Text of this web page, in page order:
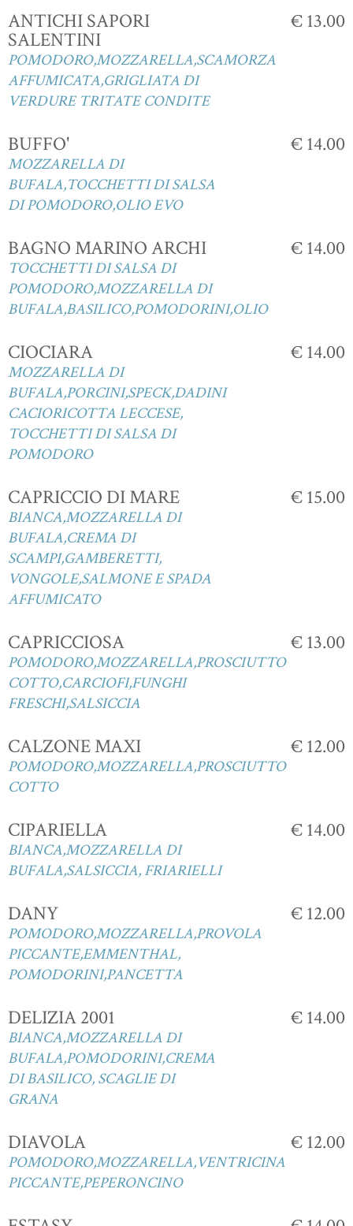
ANTICHI SAPORI
SALENTINI
POMODORO,MOZZARELLA,SCAMORZA
AFFUMICATA,GRIGLIATA DI
VERDURE TRITATE CONDITE
€ 13.00
BUFFO'
MOZZARELLA DI
BUFALA,TOCCHETTI DI SALSA
DI POMODORO,OLIO EVO
€ 14.00
BAGNO MARINO ARCHI
TOCCHETTI DI SALSA DI
POMODORO,MOZZARELLA DI
BUFALA,BASILICO,POMODORINI,OLIO
€ 14.00
CIOCIARA
MOZZARELLA DI
BUFALA,PORCINI,SPECK,DADINI
CACIORICOTTA LECCESE,
TOCCHETTI DI SALSA DI
POMODORO
€ 14.00
CAPRICCIO DI MARE
BIANCA,MOZZARELLA DI
BUFALA,CREMA DI
SCAMPI,GAMBERETTI,
VONGOLE,SALMONE E SPADA
AFFUMICATO
€ 15.00
CAPRICCIOSA
POMODORO,MOZZARELLA,PROSCIUTTO
COTTO,CARCIOFI,FUNGHI
FRESCHI,SALSICCIA
€ 13.00
CALZONE MAXI
POMODORO,MOZZARELLA,PROSCIUTTO
COTTO
€ 12.00
CIPARIELLA
BIANCA,MOZZARELLA DI
BUFALA,SALSICCIA, FRIARIELLI
€ 14.00
DANY
POMODORO,MOZZARELLA,PROVOLA
PICCANTE,EMMENTHAL,
POMODORINI,PANCETTA
€ 12.00
DELIZIA 2001
BIANCA,MOZZARELLA DI
BUFALA,POMODORINI,CREMA
DI BASILICO, SCAGLIE DI
GRANA
€ 14.00
DIAVOLA
POMODORO,MOZZARELLA,VENTRICINA
PICCANTE,PEPERONCINO
€ 12.00